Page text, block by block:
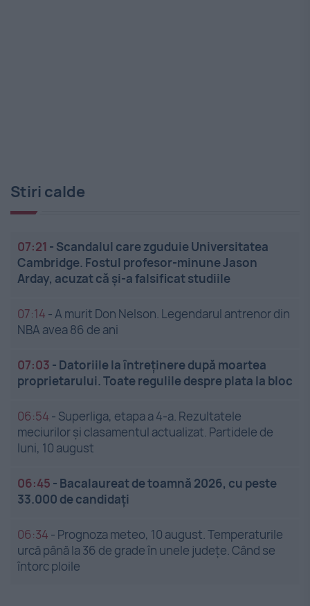
Stiri calde
07:21 - Scandalul care zguduie Universitatea
Cambridge. Fostul profesor-minune Jason
Arday, acuzat că și-a falsificat studiile
07:14 -A murit Don Nelson. Legendarul antrenor din
NBA avea 86 de ani
07:03 - Datoriile la întreținere după moartea
proprietarului. Toate regulile despre plata la bloc
06:54 - Superliga, etapa a 4-a. Rezultatele
meciurilor și clasamentul actualizat. Partidele de
luni, 10 august
06:45 - Bacalaureat de toamnă 2026, cu peste
33.000 de candidați
06:34 - Prognoza meteo, 10 august. Temperaturile
urcă până la 36 de grade în unele județe. Când se
întorc ploile